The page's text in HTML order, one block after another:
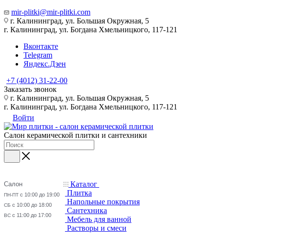
mir-plitki@mir-plitki.com
г. Калининград, ул. Большая Окружная, 5
г. Калининград, ул. Богдана Хмельницкого, 117-121
Вконтакте
Telegram
Яндекс.Дзен
+7 (4012) 31-22-00
Заказать звонок
г. Калининград, ул. Большая Окружная, 5
г. Калининград, ул. Богдана Хмельницкого, 117-121
Войти
Салон керамической плитки и сантехники
Салон
ПН-ПТ с 10:00 до 19:00
СБ с 10:00 до 18:00
ВС с 11:00 до 17:00
Каталог
Плитка
Напольные покрытия
Сантехника
Мебель для ванной
Растворы и смеси